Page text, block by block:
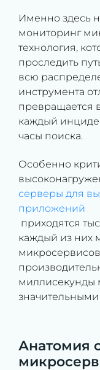
Именно здесь
мониторинг
технология,
проследить
всю
инструмента
превращается
каждый
часы поиска.
Особенно
серверы для
приложений
приходятся
каждый из них
миллисекунды
Анатомия